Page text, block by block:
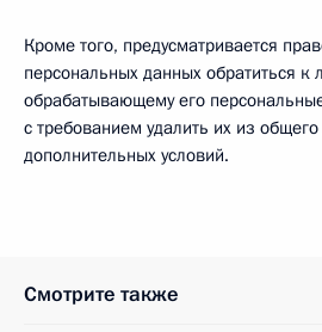
Кроме того, предусматривается
персональных данных обратиться к
обрабатывающему его
с требованием удалить их из общего
дополнительных условий.
Смотрите также